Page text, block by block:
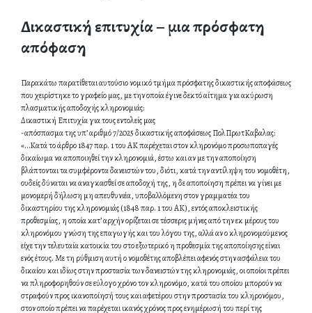
Δικαστική επιτυχία – μια πρόσφατη
απόφαση
Παρακάτω παρατίθεται αυτούσιο νομικό τμήμα πρόσφατης δικαστικής αποφάσεως
που χειρίστηκε το γραφείο μας, με την οποία έγινε δεκτό αίτημα για ακύρωση
πλασματικής αποδοχής κληρονομιάς:
Δικαστική Επιτυχία για τους εντολείς μας
-απόσπασμα της υπ’ αριθμό 7/2025 δικαστικής αποφάσεως ΠολΠρωτΚαβαλας:
«…Κατά το άρθρο 1847 παρ. 1 του ΑΚ παρέχεται στον κληρονόμο προσωποπαγές
δικαίωμα να αποποιηθεί την κληρονομιά, έστω και αν με την αποποίηση
βλάπτονται τα συμφέροντα δανειστών του, διότι, κατά την αντίληψη του νομοθέτη,
ουδείς δύναται να αναγκασθεί σε αποδοχή της, η δε αποποίηση πρέπει να γίνει με
μονομερή δήλωση μη απευθυνιέα, υποβαλλόμενη στον γραμματέα του
δικαστηρίου της κληρονομιάς (1848 παρ. 1 του ΑΚ), εντός αποκλειστικής
προθεσμίας, η οποία κατ’ αρχήν ορίζεται σε τέσσερις μήνες από την εκ μέρους του
κληρονόμου γνώση της επαγωγής και του λόγου της, αλλά αν ο κληρονομούμενος
είχε την τελευταία κατοικία του στο εξωτερικό η προθεσμία της αποποίησης είναι
ενός έτους. Με τη ρύθμιση αυτή ο νομοθέτης αποβλέπει αφενός στην ασφάλεια του
δικαίου και ιδίως στην προστασία των δανειστών της κληρονομιάς, οι οποίοι πρέπει
να πληροφορηθούν σε εύλογο χρόνο τον κληρονόμο, κατά του οποίου μπορούν να
στραφούν προς ικανοποίησή τους και αφετέρου στην προστασία του κληρονόμου,
στον οποίο πρέπει να παρέχεται ικανός χρόνος προς ενημέρωσή του περί της